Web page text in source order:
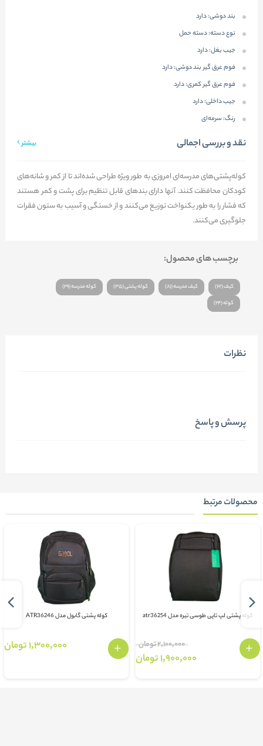
بند دوشی:دارد
نوع دسته:دسته حمل
جیب بغل:دارد
فوم عرق گیر بند دوشی:دارد
فوم عرق گیر کمری:دارد
جیب داخلی:دارد
رنگ:سرمه‌ای
نقد و بررسی اجمالی بیشتر
کوله‌پشتی‌های مدرسه‌ای امروزی به طور ویژه طراحی شده‌اند تا از کمر و شانه‌های
کودکان محافظت کنند. آنها دارای بند‌های قابل تنظیم برای پشت و کمر هستند
که فشار را به طور یکنواخت توزیع می‌کنند و از خستگی و آسیب به ستون فقرات
جلوگیری می‌کنند.
برچسب های محصول:
کیف (62) کیف مدرسه (81) کوله پشتی (35)
کوله مدرسه (29)
کوله (24)
نظرات
پرسش و پاسخ
محصولات مرتبط
کوله پشتی لپ تاپی طوسی تیره مدل atr36254
2,100,000 تومان
1,900,000 تومان
کوله پشتی گابول مدل ATR36246
1,300,000 تومان